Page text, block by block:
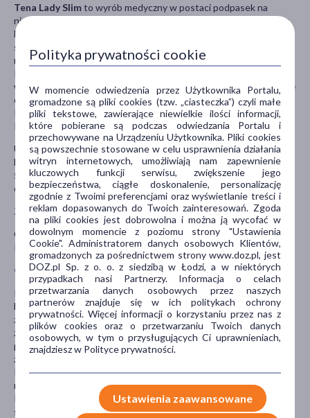
Tena Lady Slimto wyrób medyczny w postaci podpasek na
nietrzymanie moczu przeznaczony dla kobiet do stosowania przy
lekkim i średnim stopniu nietrzymania moczu. Dzięki specjalnej
strefie InstaDRY™ wkładki bardzo szybko pochłaniają płyn,
natomiast chłonny wkład zamyka go głęboko wewnątrz podpaski.
Produkt pomaga chronić przed przeciekaniem, nieprzyjemną
wonią i wilgocią, zaś elastyczne boki pozwalają na dopasowanie się
do kształtu ciała.
Rozmiar: Extra.
Poziom chłonności: 5 / 8.
UWAGA!
Nowe opakowania Tena Lady Slim Extra (o stopniu chłonności
5/8) stopniowo zastępują stare (stopień chłonności 4/8). Stare
opakowania będą dostępne do wyczerpania zapasów.
Zawartość opakowania
Opakowanie zawiera 20 podpasek o długości 31 cm każda.
Podpaski są pakowane pojedynczo.
Charakterystyka produktu
Podpaski Tena Lady Slim zostały zaprojektowane z myślą o
kobietach cierpiących na nietrzymanie moczu. Wyrób pozwala na
zapewnienie dyskrecji podczas stosowania. Potrójna ochrona
zapewnia uczucie suchości, kontrolę zapachu i ochronę przed
przeciekaniem. Strefa InstaDRY™ błyskawiczne wchłania płyn
z dala od skóry, zapewniając maksymalne bezpieczeństwo.
Ponadto, system Fresh Odour Control pomaga kontrolować
nieprzyjemny zapach.
Podpaski są pakowane pojedynczo, dzięki czemu można je
schować dyskretnie w torebce lub kieszeni spodni.
Polityka prywatności cookie
W momencie odwiedzenia przez Użytkownika Portalu,
gromadzone są pliki cookies (tzw. „ciasteczka”) czyli małe
pliki tekstowe, zawierające niewielkie ilości informacji,
które pobierane są podczas odwiedzania Portalu i
przechowywane na Urządzeniu Użytkownika. Pliki cookies
są powszechnie stosowane w celu usprawnienia działania
witryn internetowych, umożliwiają nam zapewnienie
kluczowych funkcji serwisu, zwiększenie jego
bezpieczeństwa, ciągłe doskonalenie, personalizację
zgodnie z Twoimi preferencjami oraz wyświetlanie treści i
reklam dopasowanych do Twoich zainteresowań. Zgoda
na pliki cookies jest dobrowolna i można ją wycofać w
dowolnym momencie z poziomu strony "Ustawienia
Cookie". Administratorem danych osobowych Klientów,
gromadzonych za pośrednictwem strony www.doz.pl, jest
DOZ.pl Sp. z o. o. z siedzibą w Łodzi, a w niektórych
przypadkach nasi Partnerzy. Informacja o celach
przetwarzania danych osobowych przez naszych
partnerów znajduje się w ich politykach ochrony
prywatności. Więcej informacji o korzystaniu przez nas z
plików cookies oraz o przetwarzaniu Twoich danych
osobowych, w tym o przysługujących Ci uprawnieniach,
znajdziesz w Polityce prywatności.
Ustawienia zaawansowane